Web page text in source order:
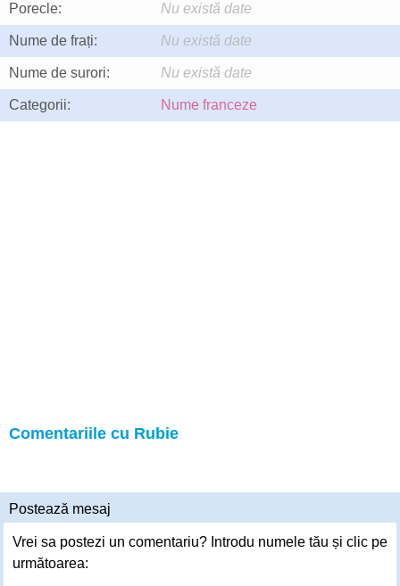
Porecle: Nu există date
Nume de frați: Nu există date
Nume de surori: Nu există date
Categorii: Nume franceze
Comentariile cu Rubie
Postează mesaj
Vrei sa postezi un comentariu? Introdu numele tău și clic pe
următoarea: